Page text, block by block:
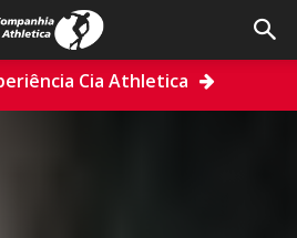
Cia Athletica